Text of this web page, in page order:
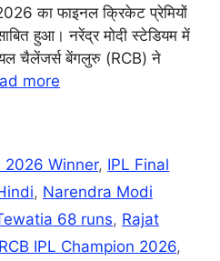
का फाइनल क्रिकेट प्रेमियों
हुआ। नरेंद्र मोदी स्टेडियम में
चैलेंजर्स बेंगलुरु (RCB) ने
more
2026 Winner, IPL Final
, Narendra Modi
68 runs, Rajat
RCB IPL Champion 2026,